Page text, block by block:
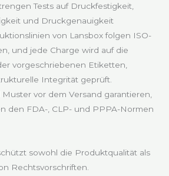
Tests auf Druckfestigkeit,
und Druckgenauigkeit
von Lansbox folgen ISO-
und jede Charge wird auf die
vorgeschriebenen Etiketten,
Integrität geprüft.
vor dem Versand garantieren,
den FDA-, CLP- und PPPA-Normen
sowohl die Produktqualität als
Rechtsvorschriften.